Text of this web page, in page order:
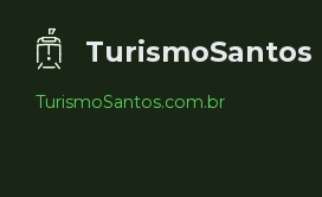
TurismoSantos
TurismoSantos.com.br